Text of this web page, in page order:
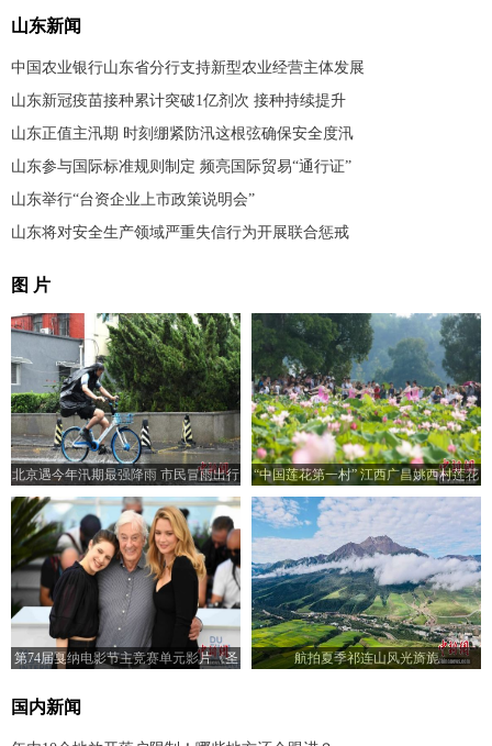
山东新闻
中国农业银行山东省分行支持新型农业经营主体发展
山东新冠疫苗接种累计突破1亿剂次 接种持续提升
山东正值主汛期 时刻绷紧防汛这根弦确保安全度汛
山东参与国际标准规则制定 频亮国际贸易“通行证”
山东举行“台资企业上市政策说明会”
山东将对安全生产领域严重失信行为开展联合惩戒
图 片
北京遇今年汛期最强降雨 市民冒雨出行
“中国莲花第一村” 江西广昌姚西村莲花
盛开 游客纷至沓来
第74届戛纳电影节主竞赛单元影片《圣
航拍夏季祁连山风光旖旎
国内新闻